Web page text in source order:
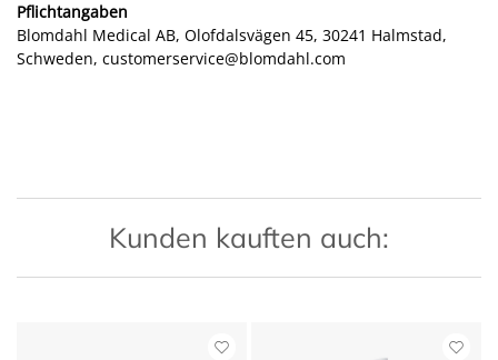
Pflichtangaben
Blomdahl Medical AB, Olofdalsvägen 45, 30241 Halmstad,
Schweden, customerservice@blomdahl.com
Kunden kauften auch: